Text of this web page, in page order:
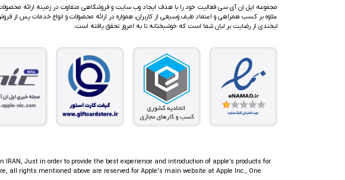
مجموعه اپل اِن آی سی فعالیت خود را با هدف ایجاد وب سایت و فروشگاهی متفاوت در زمینه ارائه
علاوه بر کسب همراهی و اعتماد طیف وسیعی از کاربران، همواره در ارائه محصولات و انواع خدمات پس از
لبخندی از رضایت بر لبان شما است که خوشبختانه تا به امروز تحقق یافته است.
Just in order to provide the best experience and introduction of apple’s products for
all rights mentioned above are reserved for Apple's main website at Apple Inc., One